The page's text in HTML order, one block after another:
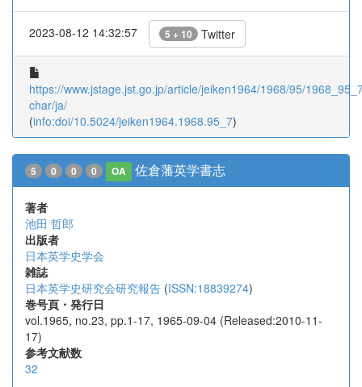
2023-08-12 14:32:57 5 + 10 Twitter
https://www.jstage.jst.go.jp/article/jeiken1964/1968/95/
char/ja/
(info:doi/10.5024/jeiken1964.1968.95_7)
5 0 0 0 OA 佐倉藩英学書志
著者
池田 哲郎
出版者
日本英学史学会
雑誌
日本英学史研究会研究報告 (ISSN:18839274)
巻号頁・発行日
vol.1965, no.23, pp.1-17, 1965-09-04 (Released:2010-11-
17)
参考文献数
32